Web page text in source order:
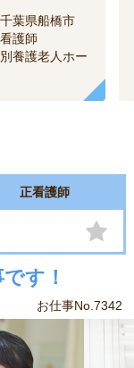
千葉県船橋市
護師
養護老人ホー
正看護師
す！
お仕事No.7342